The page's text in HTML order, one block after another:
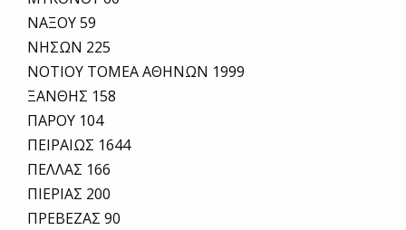
ΝΑΞΟΥ 59
ΝΗΣΩΝ 225
ΝΟΤΙΟΥ ΤΟΜΕΑ ΑΘΗΝΩΝ 1999
ΞΑΝΘΗΣ 158
ΠΑΡΟΥ 104
ΠΕΙΡΑΙΩΣ 1644
ΠΕΛΛΑΣ 166
ΠΙΕΡΙΑΣ 200
ΠΡΕΒΕΖΑΣ 90